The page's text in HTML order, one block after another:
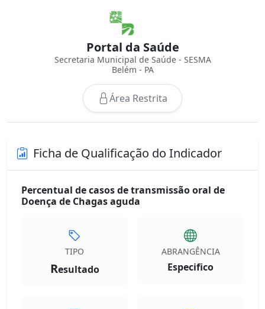
Portal da Saúde
Secretaria Municipal de Saúde - SESMA
Belém - PA
Área Restrita
Ficha de Qualificação do Indicador
Percentual de casos de transmissão oral de
Doença de Chagas aguda
TIPO
Resultado
ABRANGÊNCIA
Especifico